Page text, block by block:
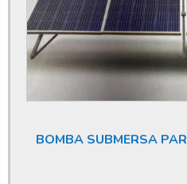
Limpeza de poço artesiano
Limpeza de poço artesiano com
Limpeza de poço artesiano preço
BOMBA SUBMERSA